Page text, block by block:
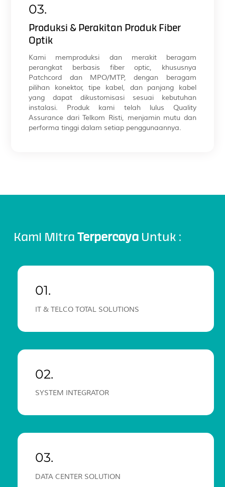
03.
Produksi & Perakitan Produk Fiber
Optik
Kami memproduksi dan merakit beragam
perangkat berbasis fiber optic, khususnya
Patchcord dan MPO/MTP, dengan beragam
pilihan konektor, tipe kabel, dan panjang kabel
yang dapat dikustomisasi sesuai kebutuhan
instalasi. Produk kami telah lulus Quality
Assurance dari Telkom Risti, menjamin mutu dan
performa tinggi dalam setiap penggunaannya.
Kami Mitra Terpercaya Untuk :
01.
IT & TELCO TOTAL SOLUTIONS
02.
SYSTEM INTEGRATOR
03.
DATA CENTER SOLUTION